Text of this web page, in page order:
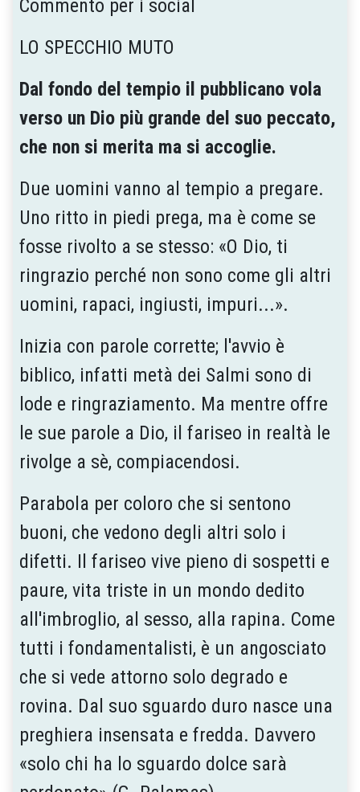
Commento per i social
LO SPECCHIO MUTO
Dal fondo del tempio il pubblicano vola
verso un Dio più grande del suo peccato,
che non si merita ma si accoglie.
Due uomini vanno al tempio a pregare.
Uno ritto in piedi prega, ma è come se
fosse rivolto a se stesso: «O Dio, ti
ringrazio perché non sono come gli altri
uomini, rapaci, ingiusti, impuri...».
Inizia con parole corrette; l'avvio è
biblico, infatti metà dei Salmi sono di
lode e ringraziamento. Ma mentre offre
le sue parole a Dio, il fariseo in realtà le
rivolge a sè, compiacendosi.
Parabola per coloro che si sentono
buoni, che vedono degli altri solo i
difetti. Il fariseo vive pieno di sospetti e
paure, vita triste in un mondo dedito
all'imbroglio, al sesso, alla rapina. Come
tutti i fondamentalisti, è un angosciato
che si vede attorno solo degrado e
rovina. Dal suo sguardo duro nasce una
preghiera insensata e fredda. Davvero
«solo chi ha lo sguardo dolce sarà